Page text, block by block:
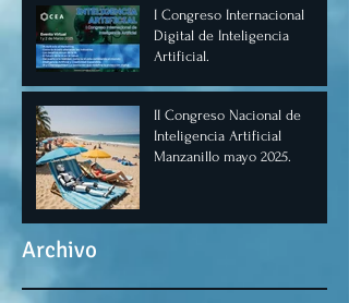
I Congreso Internacional
Digital de Inteligencia
Artificial.
II Congreso Nacional de
Inteligencia Artificial
Manzanillo mayo 2025.
Archivo